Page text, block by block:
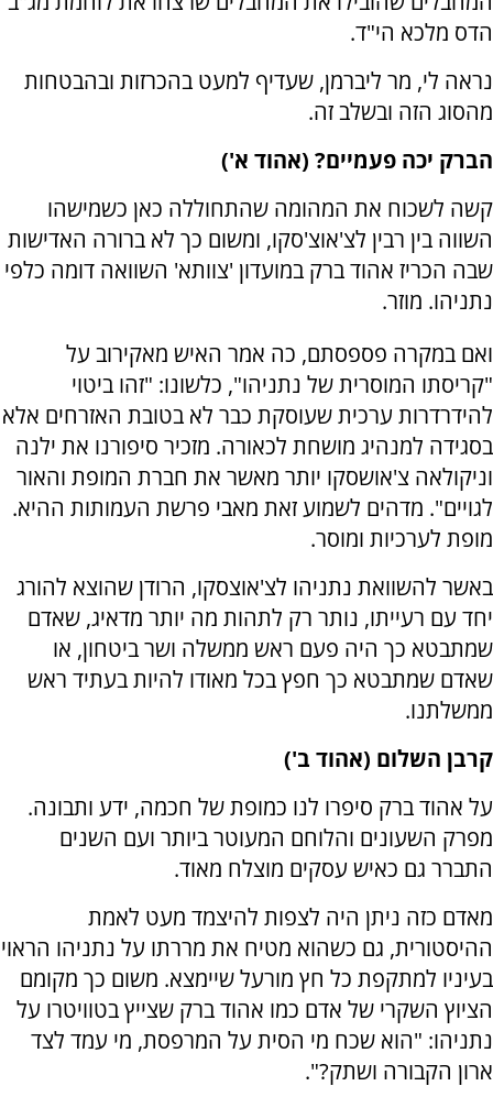
הדס מלכא הי"ד.
נראה לי, מר ליברמן, שעדיף למעט בהכרזות ובהבטחות
מהסוג הזה ובשלב זה.
הברק יכה פעמיים? (אהוד א')
קשה לשכוח את המהומה שהתחוללה כאן כשמישהו
השווה בין רבין לצ'אוצ'סקו, ומשום כך לא ברורה האדישות
שבה הכריז אהוד ברק במועדון 'צוותא' השוואה דומה כלפי
נתניהו. מוזר.
ואם במקרה פספסתם, כה אמר האיש מאקירוב על
"קריסתו המוסרית של נתניהו", כלשונו: "זהו ביטוי
להידרדרות ערכית שעוסקת כבר לא בטובת האזרחים אלא
בסגידה למנהיג מושחת לכאורה. מזכיר סיפורנו את ילנה
וניקולאה צ'אושסקו יותר מאשר את חברת המופת והאור
לגויים". מדהים לשמוע זאת מאבי פרשת העמותות ההיא.
מופת לערכיות ומוסר.
באשר להשוואת נתניהו לצ'אוצסקו, הרודן שהוצא להורג
יחד עם רעייתו, נותר רק לתהות מה יותר מדאיג, שאדם
שמתבטא כך היה פעם ראש ממשלה ושר ביטחון, או
שאדם שמתבטא כך חפץ בכל מאודו להיות בעתיד ראש
ממשלתנו.
קרבן השלום (אהוד ב')
על אהוד ברק סיפרו לנו כמופת של חכמה, ידע ותבונה.
מפרק השעונים והלוחם המעוטר ביותר ועם השנים
התברר גם כאיש עסקים מוצלח מאוד.
מאדם כזה ניתן היה לצפות להיצמד מעט לאמת
ההיסטורית, גם כשהוא מטיח את מררתו על נתניהו הראוי
בעיניו למתקפת כל חץ מורעל שיימצא. משום כך מקומם
הציוץ השקרי של אדם כמו אהוד ברק שצייץ בטוויטרו על
נתניהו: "הוא שכח מי הסית על המרפסת, מי עמד לצד
ארון הקבורה ושתק?".